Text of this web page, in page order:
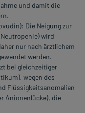
und damit die
Die Neigung zur
wird
nur nach ärztlichem
werden.
bei gleichzeitiger
wegen des
Flüssigkeitsanomalien
Anionenlücke), die